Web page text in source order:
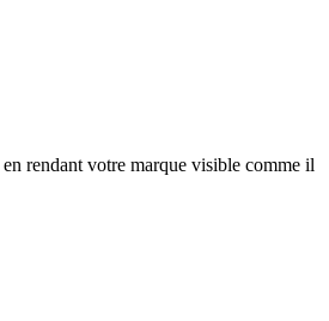
rendant votre marque visible comme il